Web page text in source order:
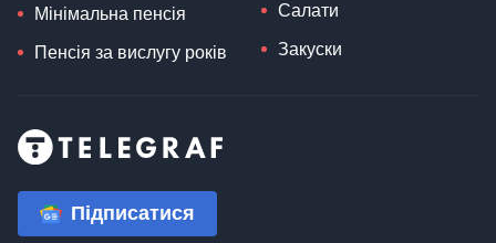
Мінімальна пенсія
Пенсія за вислугу років
Салати
Закуски
Підписатися